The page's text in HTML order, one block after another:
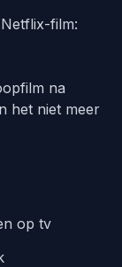
film:
na
het niet meer
op tv